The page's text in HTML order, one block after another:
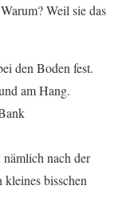
Weil sie das
den Boden fest.
am Hang.
nach der
bisschen